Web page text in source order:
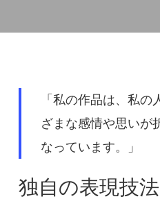
「私の作品は、私
ざまな感情や思いが
なっています。」
独自の表現技